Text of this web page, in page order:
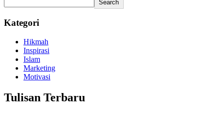
Search
Kategori
Hikmah
Inspirasi
Islam
Marketing
Motivasi
Tulisan Terbaru